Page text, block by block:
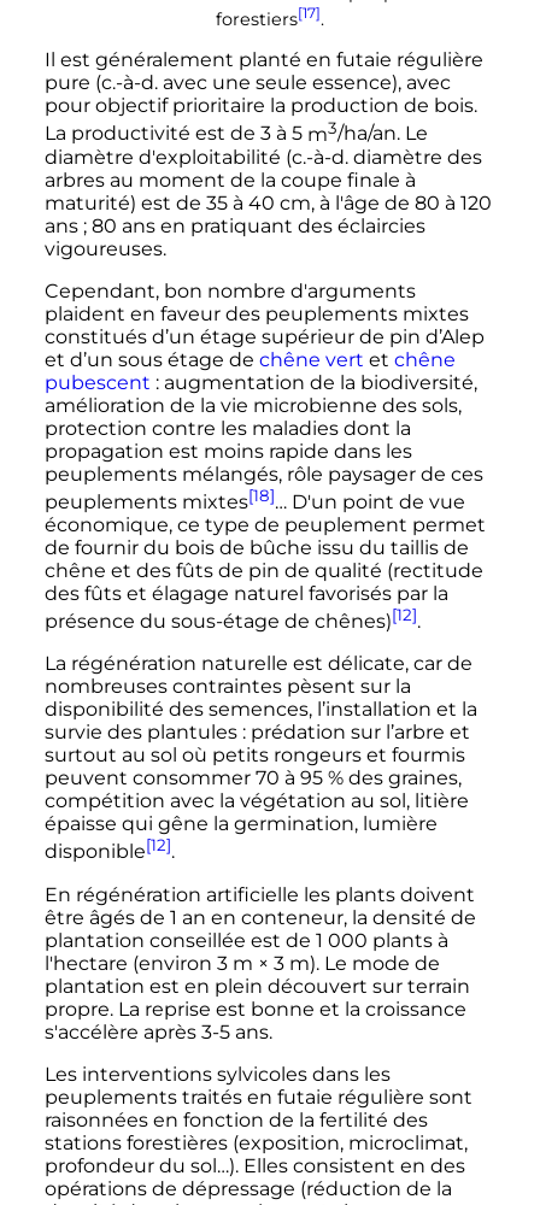
forestiers[17].
Il est généralement planté en futaie régulière
pure (c.-à-d.avec une seule essence), avec
pour objectif prioritaire la production de bois.
La productivité est de 3 à 5 m3/ha/an. Le
diamètre d'exploitabilité (c.-à-d.diamètre des
arbres au moment de la coupe finale à
maturité) est de 35 à 40 cm, à l'âge de 80 à 120
ans ; 80 ans en pratiquant des éclaircies
vigoureuses.
Cependant, bon nombre d'arguments
plaident en faveur des peuplements mixtes
constitués d’un étage supérieur de pin d’Alep
et d’un sous étage de chêne vert et chêne
pubescent : augmentation de la biodiversité,
amélioration de la vie microbienne des sols,
protection contre les maladies dont la
propagation est moins rapide dans les
peuplements mélangés, rôle paysager de ces
peuplements mixtes[18]… D'un point de vue
économique, ce type de peuplement permet
de fournir du bois de bûche issu du taillis de
chêne et des fûts de pin de qualité (rectitude
des fûts et élagage naturel favorisés par la
présence du sous-étage de chênes)[12].
La régénération naturelle est délicate, car de
nombreuses contraintes pèsent sur la
disponibilité des semences, l’installation et la
survie des plantules : prédation sur l’arbre et
surtout au sol où petits rongeurs et fourmis
peuvent consommer 70 à 95 % des graines,
compétition avec la végétation au sol, litière
épaisse qui gêne la germination, lumière
disponible[12].
En régénération artificielle les plants doivent
être âgés de 1 an en conteneur, la densité de
plantation conseillée est de 1 000 plants à
l'hectare (environ 3 m × 3 m). Le mode de
plantation est en plein découvert sur terrain
propre. La reprise est bonne et la croissance
s'accélère après 3-5 ans.
Les interventions sylvicoles dans les
peuplements traités en futaie régulière sont
raisonnées en fonction de la fertilité des
stations forestières (exposition, microclimat,
profondeur du sol…). Elles consistent en des
opérations de dépressage (réduction de la